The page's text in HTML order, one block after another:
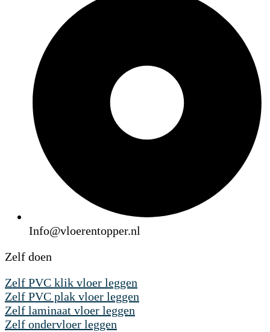
Info@vloerentopper.nl
Zelf doen
Zelf PVC klik vloer leggen
Zelf PVC plak vloer leggen
Zelf laminaat vloer leggen
Zelf ondervloer leggen